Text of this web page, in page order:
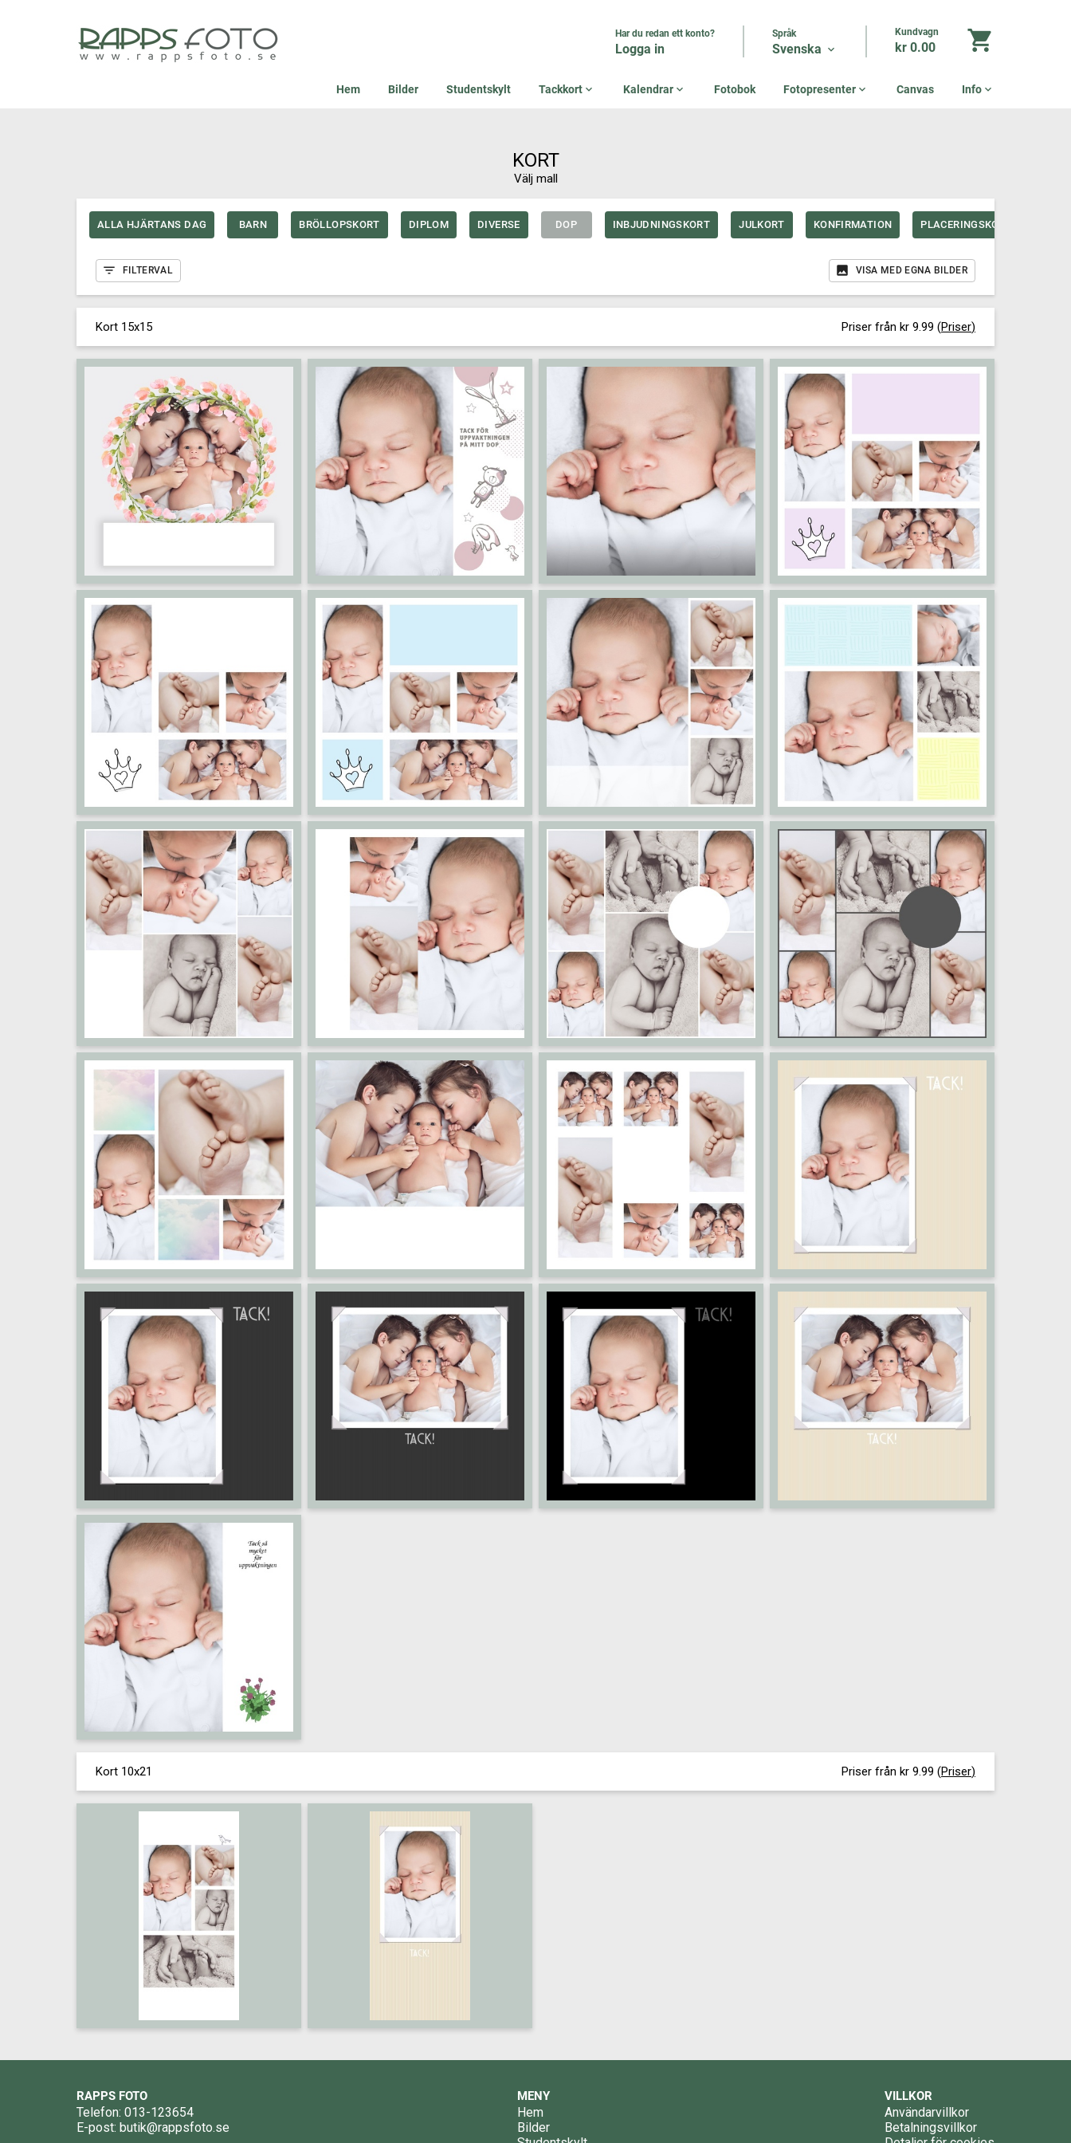
Har du redan ett konto?
Logga in
Språk
Svenska expand_more
Kundvagn
kr 0.00 shopping_cart
Hem Bilder Studentskylt Tackkort expand_more Kalendrar expand_more Fotobok Fotopresenter expand_more Canvas Info expand_more
KORT
Välj mall
ALLA HJÄRTANS DAG BARN BRÖLLOPSKORT DIPLOM DIVERSE DOP INBJUDNINGSKORT JULKORT KONFIRMATION PLACERINGSKORT
FILTERVAL VISA MED EGNA BILDER
Kort 15x15 Priser från kr 9.99 (Priser)
Kort 10x21 Priser från kr 9.99 (Priser)
RAPPS FOTO
Telefon: 013-123654
E-post: butik@rappsfoto.se
MENY
Hem
Bilder
VILLKOR
Användarvillkor
Betalningsvillkor